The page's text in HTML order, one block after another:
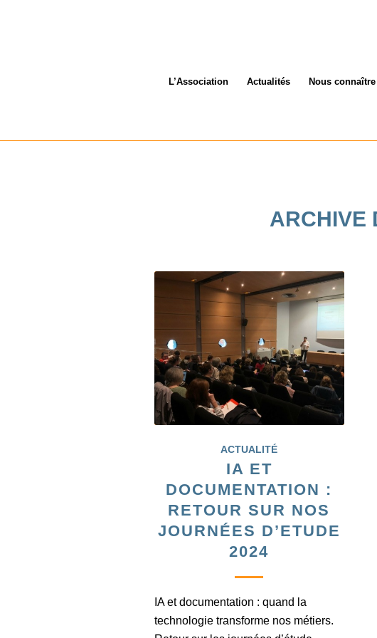
L’Association Actualités Nous connaître
ARCHIVE
ACTUALITÉ
IA ET
DOCUMENTATION :
RETOUR SUR NOS
JOURNÉES D’ETUDE
2024
IA et documentation : quand la
technologie transforme nos métiers.